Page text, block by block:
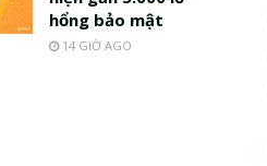
hổng bảo mật
14 GIỜ AGO